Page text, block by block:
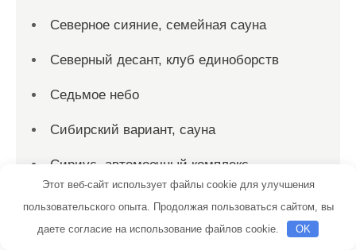
Северное сияние, семейная сауна
Северный десант, клуб единоборств
Седьмое небо
Сибирский вариант, сауна
Сириус, автомоечный комплекс
Скиф, автомойка
Скиф, автомойка
Этот веб-сайт использует файлы cookie для улучшения
пользовательского опыта. Продолжая пользоваться сайтом, вы
даете согласие на использование файлов cookie.
OK